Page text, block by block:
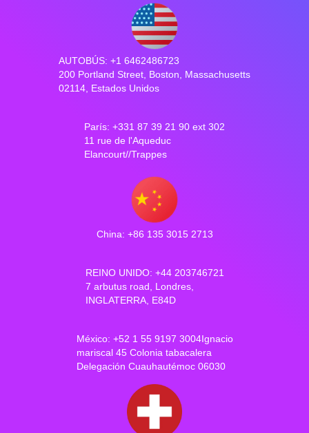
AUTOBÚS: +1 6462486723
200 Portland Street, Boston, Massachusetts
02114, Estados Unidos
París: +331 87 39 21 90 ext 302
11 rue de l'Aqueduc
Elancourt//Trappes
China: +86 135 3015 2713
REINO UNIDO: +44 203746721
7 arbutus road, Londres,
INGLATERRA, E84D
México: +52 1 55 9197 3004Ignacio
mariscal 45 Colonia tabacalera
Delegación Cuauhautémoc 06030